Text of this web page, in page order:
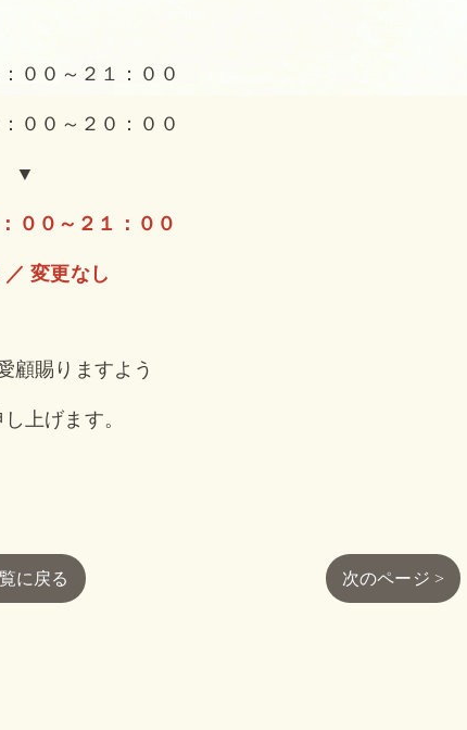
００～２１：００
００～２０：００
▼
００～２１：００
／ 変更なし
顧賜りますよう
上げます。
に戻る 次のページ >